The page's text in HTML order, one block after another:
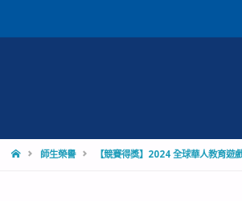
HOME師生榮譽 【競賽得獎】2024 全球華人教育遊